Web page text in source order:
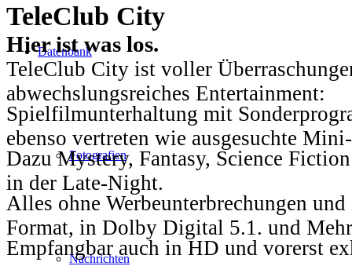
Datenbank
Fotografien
Nachrichten
TeleClub City
Hier ist was los.
TeleClub City ist voller
abwechslungsreiches Entertainment:
Spielfilmunterhaltung mit
ebenso vertreten wie ausgesuchte
Dazu Mystery, Fantasy, Science
in der Late-Night.
Alles ohne Werbeunterbrechungen
Format, in Dolby Digital 5.1. und
Empfangbar auch in HD und vorerst